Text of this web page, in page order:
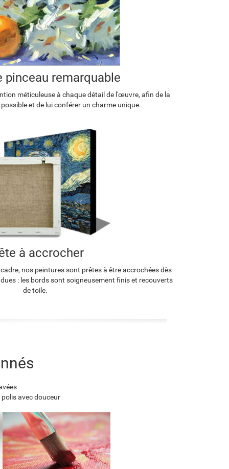
pinceau remarquable
méticuleuse à chaque détail de l'œuvre, afin de la
et de lui conférer un charme unique.
à accrocher
nos peintures sont prêtes à être accrochées dès
: les bords sont soigneusement finis et recouverts
de toile.
avec douceur